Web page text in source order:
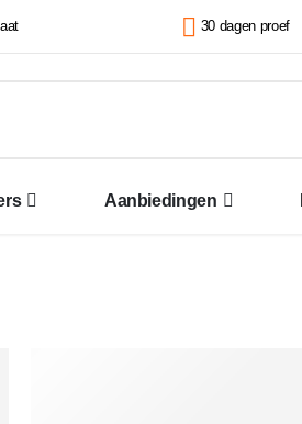
30 dagen proef
Aanbiedingen